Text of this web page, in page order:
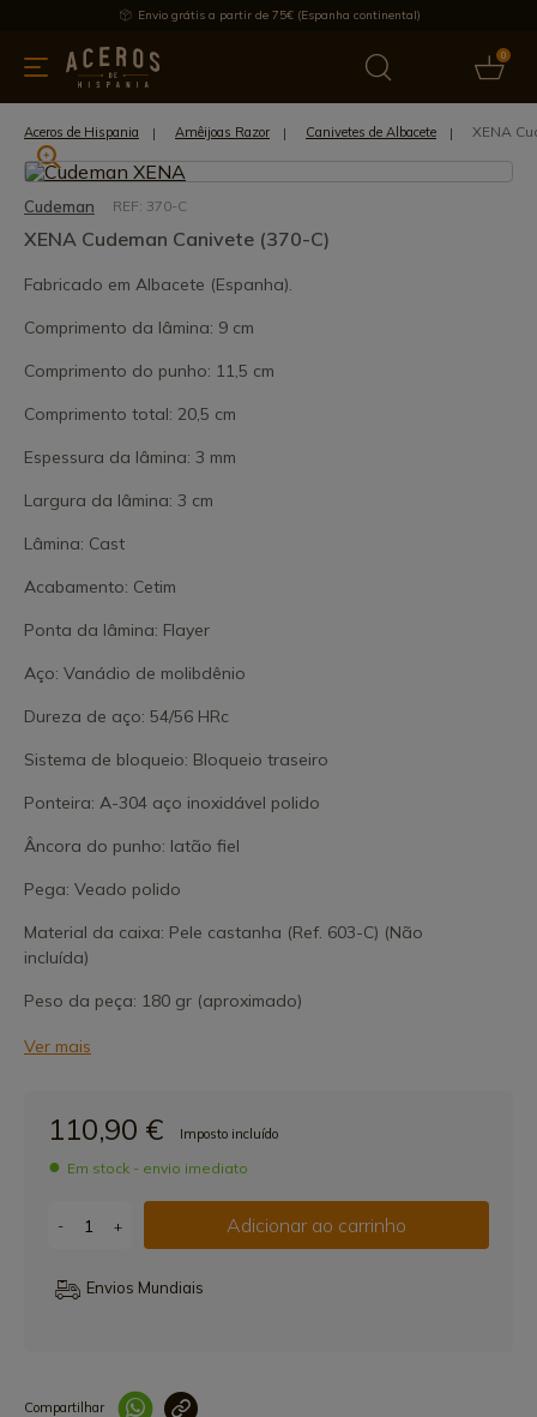
Envio grátis a partir de 75€ (Espanha continental)
0
& Utensílios de cozinha Oferece Últimas notícias
Aceros de Hispania Amêijoas Razor Canivetes de Albacete XENA
Cudeman REF: 370-C
XENA Cudeman Canivete (370-C)
Fabricado em Albacete (Espanha).
Comprimento da lâmina: 9 cm
Comprimento do punho: 11,5 cm
Comprimento total: 20,5 cm
Espessura da lâmina: 3 mm
Largura da lâmina: 3 cm
Lâmina: Cast
Acabamento: Cetim
Ponta da lâmina: Flayer
Aço: Vanádio de molibdênio
Dureza de aço: 54/56 HRc
Sistema de bloqueio: Bloqueio traseiro
Ponteira: A-304 aço inoxidável polido
Âncora do punho: latão fiel
Pega: Veado polido
Material da caixa: Pele castanha (Ref. 603-C) (Não
incluída)
Peso da peça: 180 gr (aproximado)
Ver mais
110,90 € Imposto incluído
Em stock - envio imediato
- + Adicionar ao carrinho
Envios Mundiais
Compartilhar